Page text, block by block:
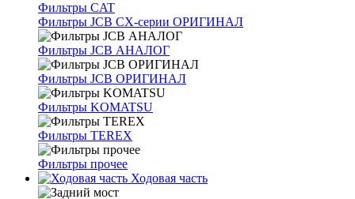
Фильтры CAT
Фильтры JCB CX-серии ОРИГИНАЛ
Фильтры JCB АНАЛОГ
Фильтры JCB ОРИГИНАЛ
Фильтры KOMATSU
Фильтры TEREX
Фильтры прочее
Ходовая часть